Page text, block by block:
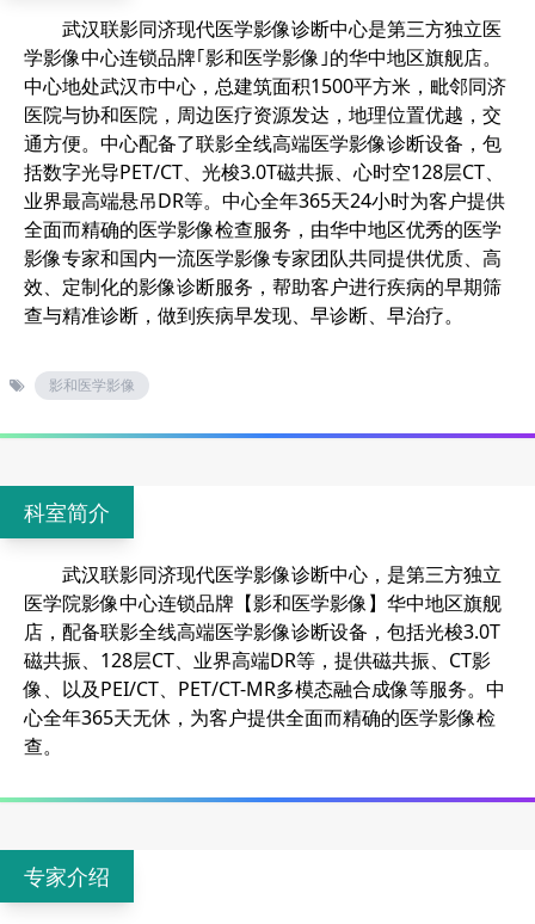
武汉联影同济现代医学影像诊断中心是第三方独立医
学影像中心连锁品牌｢影和医学影像｣的华中地区旗舰店。
中心地处武汉市中心，总建筑面积1500平方米，毗邻同济
医院与协和医院，周边医疗资源发达，地理位置优越，交
通方便。中心配备了联影全线高端医学影像诊断设备，包
括数字光导PET/CT、光梭3.0T磁共振、心时空128层CT、
业界最高端悬吊DR等。中心全年365天24小时为客户提供
全面而精确的医学影像检查服务，由华中地区优秀的医学
影像专家和国内一流医学影像专家团队共同提供优质、高
效、定制化的影像诊断服务，帮助客户进行疾病的早期筛
查与精准诊断，做到疾病早发现、早诊断、早治疗。
影和医学影像
科室简介
武汉联影同济现代医学影像诊断中心，是第三方独立
医学院影像中心连锁品牌【影和医学影像】华中地区旗舰
店，配备联影全线高端医学影像诊断设备，包括光梭3.0T
磁共振、128层CT、业界高端DR等，提供磁共振、CT影
像、以及PEI/CT、PET/CT-MR多模态融合成像等服务。中
心全年365天无休，为客户提供全面而精确的医学影像检
查。
专家介绍